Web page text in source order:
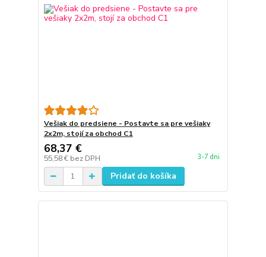
Vešiak do predsiene - Postavte sa pre vešiaky
2x2m, stojí za obchod C1
68,37 €
55,58 € bez DPH 3-7 dni
Pridať do košíka